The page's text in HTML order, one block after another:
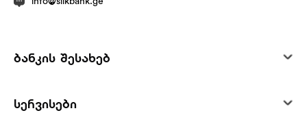
ბანკის შესახებ
სერვისები